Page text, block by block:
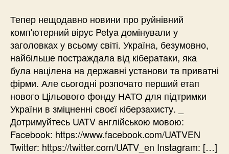
Тепер нещодавно новини про руйнівний
комп'ютерний вірус Petya домінували у
заголовках у всьому світі. Україна, безумовно,
найбільше постраждала від кібератаки, яка
була націлена на державні установи та приватні
фірми. Але сьогодні розпочато перший етап
нового Цільового фонду НАТО для підтримки
України в зміцненні своєї кіберзахисту. _
Дотримуйтесь UATV англійською мовою:
Facebook: https://www.facebook.com/UATVEN
Twitter: https://twitter.com/UATV_en Instagram: […]